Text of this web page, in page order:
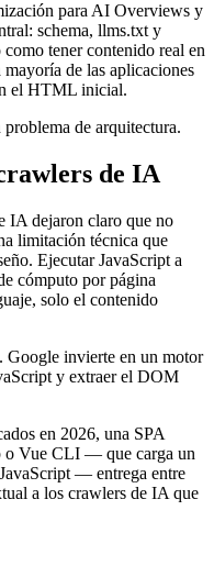
para AI Overviews y
schema, llms.txt y
tener contenido real en
de las aplicaciones
el HTML inicial.
de arquitectura.
de IA
IA dejaron claro que no
limitación técnica que
Ejecutar JavaScript a
cómputo por página
solo el contenido
Google invierte en un motor
y extraer el DOM
en 2026, una SPA
o Vue CLI — que carga un
— entrega entre
a los crawlers de IA que